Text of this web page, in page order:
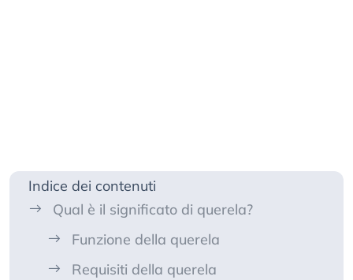
Indice dei contenuti
Qual è il significato di querela?
Funzione della querela
Requisiti della querela